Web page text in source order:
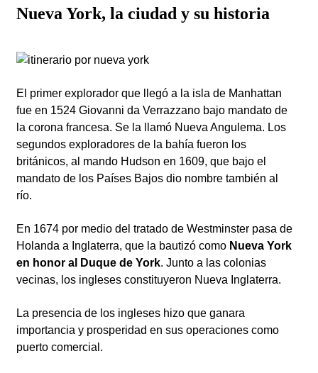
Nueva York, la ciudad y su historia
El primer explorador que llegó a la isla de Manhattan
fue en 1524 Giovanni da Verrazzano bajo mandato de
la corona francesa. Se la llamó Nueva Angulema. Los
segundos exploradores de la bahía fueron los
británicos, al mando Hudson en 1609, que bajo el
mandato de los Países Bajos dio nombre también al
río.
En 1674 por medio del tratado de Westminster pasa de
Holanda a Inglaterra, que la bautizó como Nueva York
en honor al Duque de York. Junto a las colonias
vecinas, los ingleses constituyeron Nueva Inglaterra.
La presencia de los ingleses hizo que ganara
importancia y prosperidad en sus operaciones como
puerto comercial.